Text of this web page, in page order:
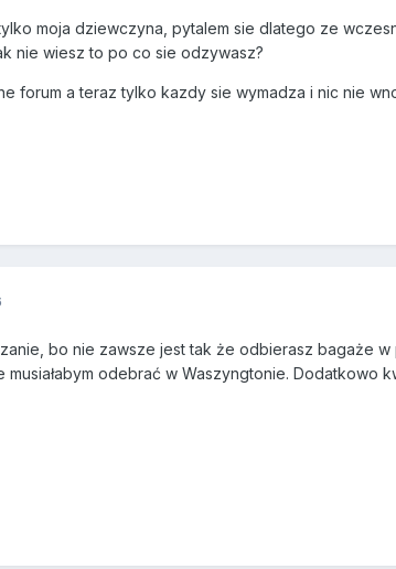
moja dziewczyna, pytalem sie dlatego ze
nie wiesz to po co sie odzywasz?
forum a teraz tylko kazdy sie wymadza i nic nie
bo nie zawsze jest tak że odbierasz bagaże
musiałabym odebrać w Waszyngtonie. Dodatkowo